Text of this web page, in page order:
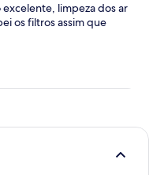
limpeza dos ar
os filtros assim que